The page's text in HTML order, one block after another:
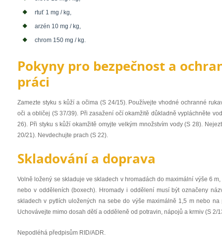
rtuť 1 mg / kg,
arzén 10 mg / kg,
chrom 150 mg / kg.
Pokyny pro bezpečnost a
práci
Zamezte styku s kůží a očima (S 24/15). Používejte vhodné ochranné
oči a obličej (S 37/39). Při zasažení očí okamžitě důkladně vypláchněte
26). Při styku s kůží okamžitě omyjte velkým množstvím vody (S 28).
20/21). Nevdechujte prach (S 22).
Skladování a doprava
Volně ložený se skladuje ve skladech v hromadách do maximální výše 6
nebo v odděleních (boxech). Hromady i oddělení musí být označeny
skladech v pytlích uložených na sebe do výše maximálně 1,5 m nebo
Uchovávejte mimo dosah dětí a odděleně od potravin, nápojů a krmiv (S 2/
Nepodléhá předpisům RID/ADR.